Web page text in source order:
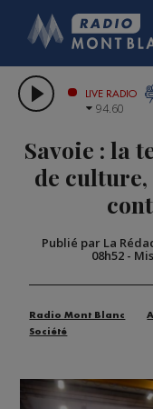
LES
GRAND
LIVE RADIO
94.60
Savoie : la
de
Publié par La
08h52-
Radio Mont Blanc
Société